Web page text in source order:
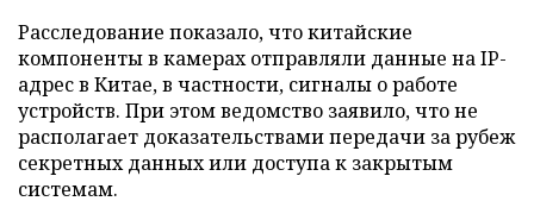
Расследование показало, что китайские
компоненты в камерах отправляли данные на IP-
адрес в Китае, в частности, сигналы о работе
устройств. При этом ведомство заявило, что не
располагает доказательствами передачи за рубеж
секретных данных или доступа к закрытым
системам.